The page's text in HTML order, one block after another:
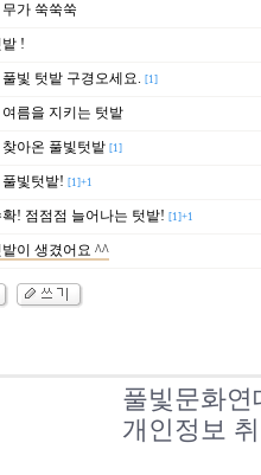
가 쑥쑥쑥
!
빛 텃밭 구경오세요. [1]
여름을 지키는 텃밭
찾아온 풀빛텃밭 [1]
빛텃밭! [1]+1
확! 점점점 늘어나는 텃밭! [1]+1
이 생겼어요 ^^
풀빛문화연
개인정보